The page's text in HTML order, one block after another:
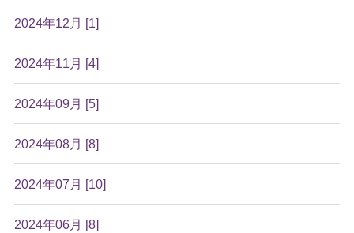
2024年12月 [1]
2024年11月 [4]
2024年09月 [5]
2024年08月 [8]
2024年07月 [10]
2024年06月 [8]